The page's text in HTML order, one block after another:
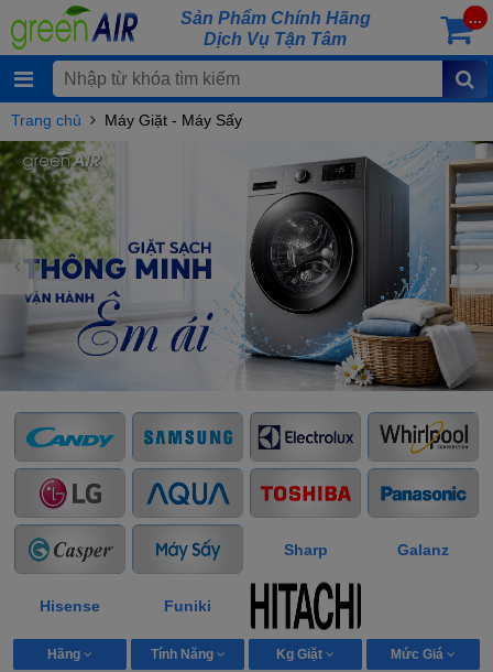
Sản Phẩm Chính Hãng
Dịch Vụ Tận Tâm
...
Trang chủ Máy Giặt - Máy Sấy
Sharp Galanz
Hisense Funiki
Hãng Tính Năng Kg Giặt Mức Giá